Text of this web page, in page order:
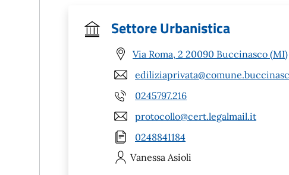
Settore Urbanistica
Via Roma, 2 20090 Buccinasco (MI)
0245797.216
protocollo@cert.legalmail.it
0248841184
Vanessa Asioli